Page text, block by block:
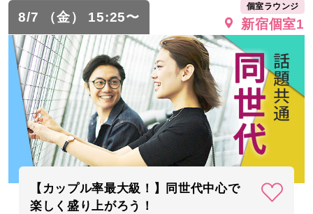
8/7 （金） 15:25〜
個室ラウンジ
新宿個室1
【カップル率最大級！】同世代中心で
楽しく盛り上がろう！